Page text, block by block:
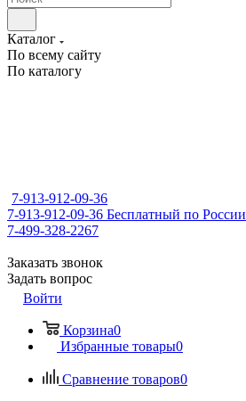
Каталог
По всему сайту
По каталогу
7-913-912-09-36
7-913-912-09-36 Бесплатный по России
7-499-328-2267
Заказать звонок
Задать вопрос
Войти
Корзина0
Избранные товары0
Сравнение товаров0